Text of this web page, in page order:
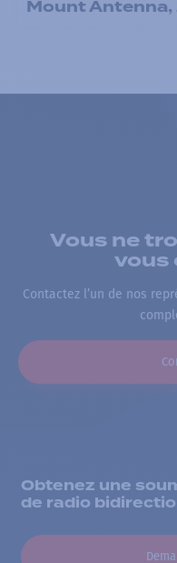
Mount
Vous ne
vous
Contactez l’un de nos
Obtenez une
de radio